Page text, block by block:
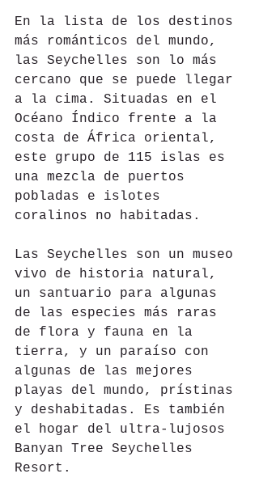
En la lista de los destinos
más románticos del mundo,
las Seychelles son lo más
cercano que se puede llegar
a la cima. Situadas en el
Océano Índico frente a la
costa de África oriental,
este grupo de 115 islas es
una mezcla de puertos
pobladas e islotes
coralinos no habitadas.
Las Seychelles son un museo
vivo de historia natural,
un santuario para algunas
de las especies más raras
de flora y fauna en la
tierra, y un paraíso con
algunas de las mejores
playas del mundo, prístinas
y deshabitadas. Es también
el hogar del ultra-lujosos
Banyan Tree Seychelles
Resort.